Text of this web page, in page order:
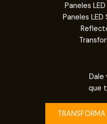
Paneles
Paneles
Dale
que